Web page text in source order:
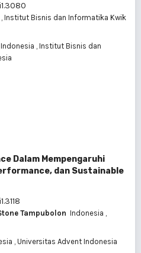
, Institut Bisnis dan Informatika Kwik
Indonesia , Institut Bisnis dan
Dalam Mempengaruhi
dan Sustainable
Tampubolon Indonesia ,
, Universitas Advent Indonesia